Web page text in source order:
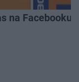
na Facebooku!